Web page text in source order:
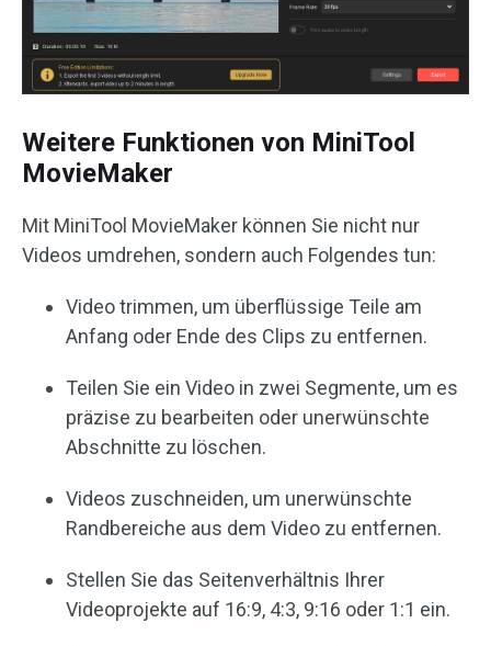
Weitere Funktionen von MiniTool
MovieMaker
Mit MiniTool MovieMaker können Sie nicht nur
Videos umdrehen, sondern auch Folgendes tun:
Video trimmen, um überflüssige Teile am
Anfang oder Ende des Clips zu entfernen.
Teilen Sie ein Video in zwei Segmente, um es
präzise zu bearbeiten oder unerwünschte
Abschnitte zu löschen.
Videos zuschneiden, um unerwünschte
Randbereiche aus dem Video zu entfernen.
Stellen Sie das Seitenverhältnis Ihrer
Videoprojekte auf 16:9, 4:3, 9:16 oder 1:1 ein.